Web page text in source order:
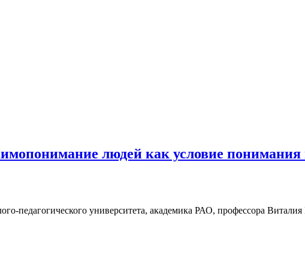
людей как условие
педагогического университета, академика РАО, профессора